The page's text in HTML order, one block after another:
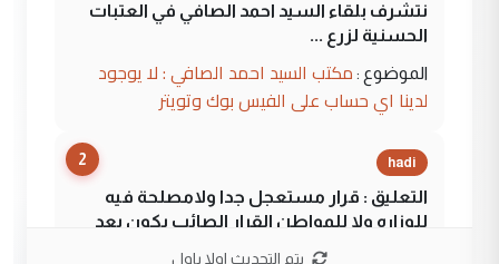
نتشرف بلقاء السيد احمد الصافي في العتبات
الحسنية لزرع ...
الموضوع : مكتب السيد احمد الصافي : لا يوجود
لدينا اي حساب على الفيس بوك وتويتر
2 hadi
التعليق : قرار مستعجل جدا ولامصلحة فيه
للوزاره ولا للمواطن القرار الصائب يكون بعد
يتم التحديث اولا باول